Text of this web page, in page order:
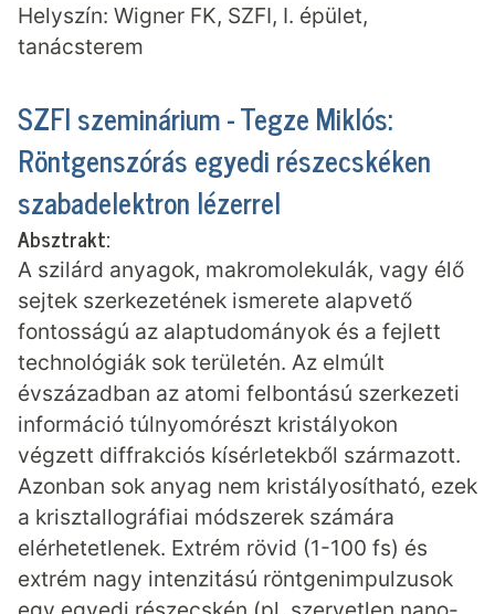
Helyszín: Wigner FK, SZFI, I. épület,
tanácsterem
SZFI szeminárium - Tegze Miklós:
Röntgenszórás egyedi részecskéken
szabadelektron lézerrel
Absztrakt:
A szilárd anyagok, makromolekulák, vagy élő
sejtek szerkezetének ismerete alapvető
fontosságú az alaptudományok és a fejlett
technológiák sok területén. Az elmúlt
évszázadban az atomi felbontású szerkezeti
információ túlnyomórészt kristályokon
végzett diffrakciós kísérletekből származott.
Azonban sok anyag nem kristályosítható, ezek
a krisztallográfiai módszerek számára
elérhetetlenek. Extrém rövid (1-100 fs) és
extrém nagy intenzitású röntgenimpulzusok